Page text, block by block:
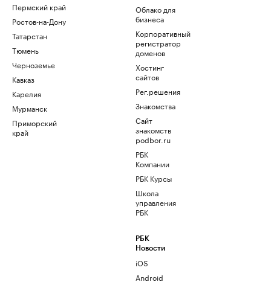
Пермский край
Ростов-на-Дону
Татарстан
Тюмень
Черноземье
Кавказ
Карелия
Мурманск
Приморский
край
Облако для
бизнеса
Корпоративный
регистратор
доменов
Хостинг
сайтов
Рег.решения
Знакомства
Сайт
знакомств
podbor.ru
РБК
Компании
РБК Курсы
Школа
управления
РБК
РБК
Новости
iOS
Android